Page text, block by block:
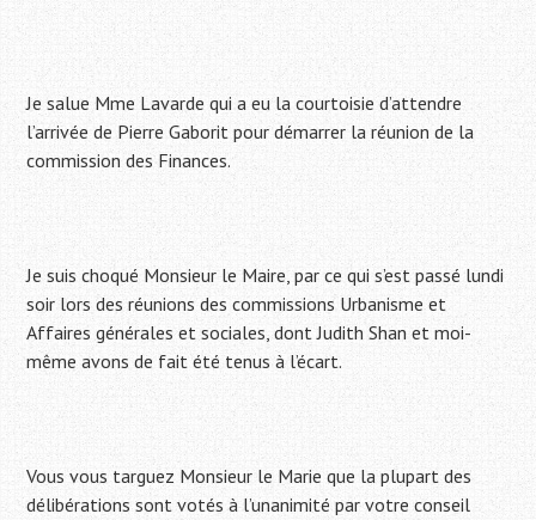
Je salue Mme Lavarde qui a eu la courtoisie d’attendre
l’arrivée de Pierre Gaborit pour démarrer la réunion de la
commission des Finances.
Je suis choqué Monsieur le Maire, par ce qui s’est passé lundi
soir lors des réunions des commissions Urbanisme et
Affaires générales et sociales, dont Judith Shan et moi-
même avons de fait été tenus à l’écart.
Vous vous targuez Monsieur le Marie que la plupart des
délibérations sont votés à l’unanimité par votre conseil